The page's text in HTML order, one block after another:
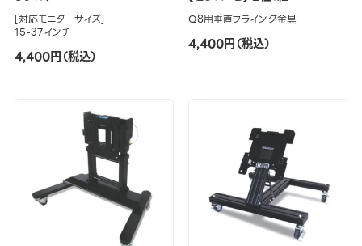
[対応モニターサイズ]
15-37インチ
4,400円（税込）
Q8用垂直フライング金具
4,400円（税込）